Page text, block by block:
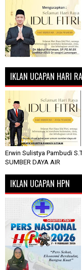
IKLAN UCAPAN HARI
Erwin Sulistya Pambudi
SUMBER DAYA AIR
IKLAN UCAPAN HPN